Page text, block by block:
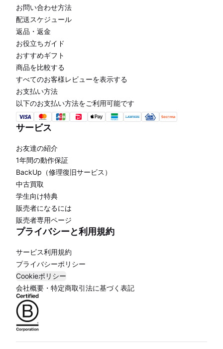
お問い合わせ方法
配送スケジュール
返品・返金
お役立ちガイド
おすすめギフト
商品を比較する
すべてのお客様レビューを表示する
お支払い方法
以下のお支払い方法をご利用可能です
サービス
お友達の紹介
1年間の動作保証
BackUp（修理復旧サービス）
中古買取
学生向け特典
販売者になるには
販売者専用ページ
プライバシーと利用規約
サービス利用規約
プライバシーポリシー
Cookieポリシー
会社概要・特定商取引法に基づく表記